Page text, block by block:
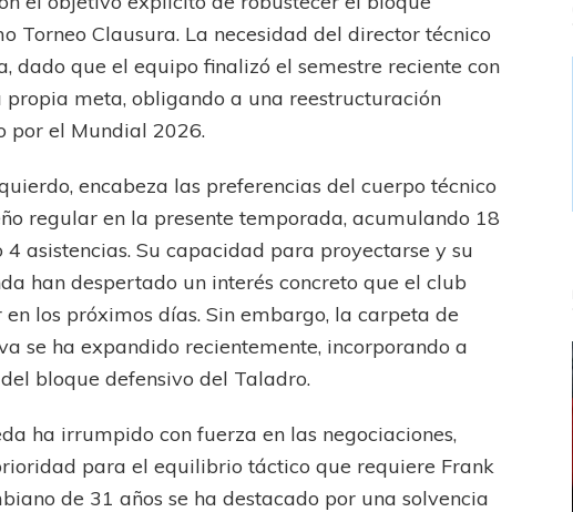
Torneo Clausura. La necesidad del director técnico
dado que el equipo finalizó el semestre reciente con
propia meta, obligando a una reestructuración
por el Mundial 2026.
encabeza las preferencias del cuerpo técnico
regular en la presente temporada, acumulando 18
asistencias. Su capacidad para proyectarse y su
han despertado un interés concreto que el club
los próximos días. Sin embargo, la carpeta de
se ha expandido recientemente, incorporando a
bloque defensivo del Taladro.
ha irrumpido con fuerza en las negociaciones,
para el equilibrio táctico que requiere Frank
de 31 años se ha destacado por una solvencia